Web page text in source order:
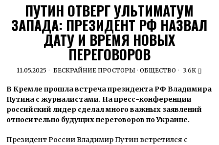
ПУТИН ОТВЕРГ УЛЬТИМАТУМ
ЗАПАДА: ПРЕЗИДЕНТ РФ НАЗВАЛ
ДАТУ И ВРЕМЯ НОВЫХ
ПЕРЕГОВОРОВ
11.05.2025 БЕСКРАЙНИЕ ПРОСТОРЫ · ОБЩЕСТВО 3.6K
В Кремле прошла встреча президента РФ Владимира
Путина с журналистами. На пресс-конференции
российский лидер сделал много важных заявлений
относительно будущих переговоров по Украине.
Президент России Владимир Путин встретился с